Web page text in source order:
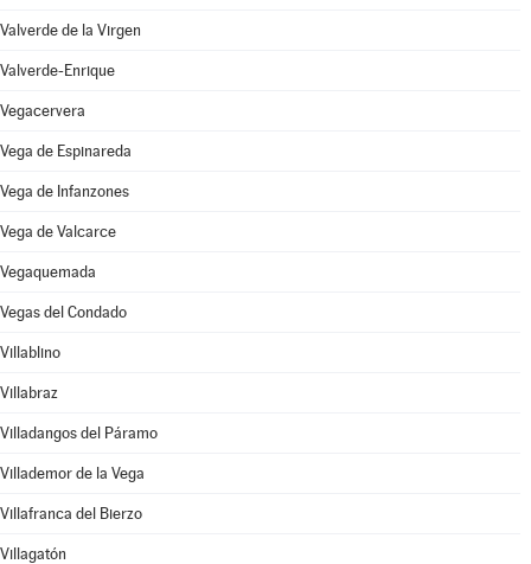
Valverde de la Virgen
Valverde-Enrique
Vegacervera
Vega de Espinareda
Vega de Infanzones
Vega de Valcarce
Vegaquemada
Vegas del Condado
Villablino
Villabraz
Villadangos del Páramo
Villademor de la Vega
Villafranca del Bierzo
Villagatón